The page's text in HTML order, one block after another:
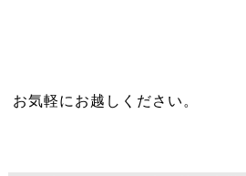
お気軽にお越しください。